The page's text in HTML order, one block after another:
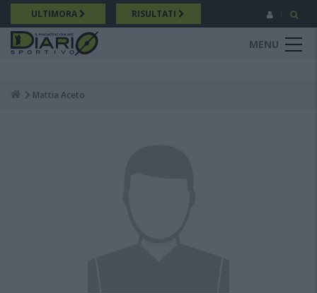
Salta
al
contenuto
principale
ULTIMORA RISULTATI
MENU
Breadcrumb
Mattia Aceto